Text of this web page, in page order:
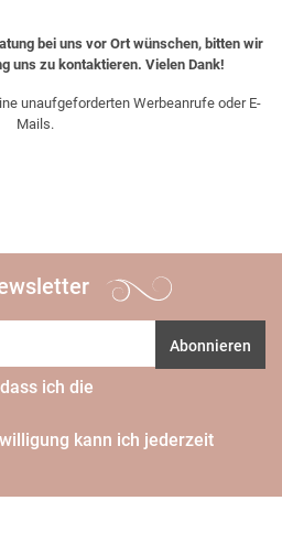
bei uns vor Ort wünschen, bitten wir
uns zu kontaktieren. Vielen Dank!
unaufgeforderten Werbeanrufe oder E-
Mails.
Abonnieren
ich die
kann ich jederzeit